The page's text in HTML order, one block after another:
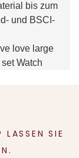
bis zum
und BSCI-
SIE